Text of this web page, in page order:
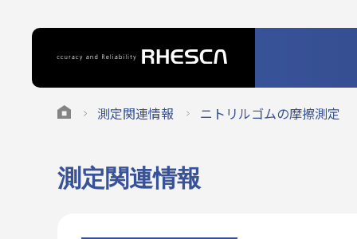
測定関連情報 ニトリルゴムの摩擦測定
測定関連情報